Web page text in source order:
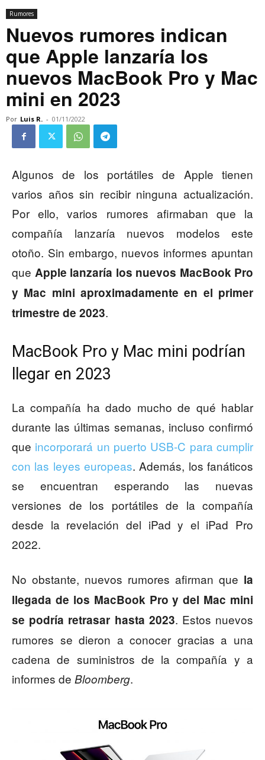
Rumores
Nuevos rumores indican
que Apple lanzaría los
nuevos MacBook Pro y Mac
mini en 2023
Por Luis R. - 01/11/2022
Algunos de los portátiles de Apple tienen
varios años sin recibir ninguna actualización.
Por ello, varios rumores afirmaban que la
compañía lanzaría nuevos modelos este
otoño. Sin embargo, nuevos informes apuntan
que Apple lanzaría los nuevos MacBook Pro
y Mac mini aproximadamente en el primer
trimestre de 2023.
MacBook Pro y Mac mini podrían
llegar en 2023
La compañía ha dado mucho de qué hablar
durante las últimas semanas, incluso confirmó
que incorporará un puerto USB-C para cumplir
con las leyes europeas. Además, los fanáticos
se encuentran esperando las nuevas
versiones de los portátiles de la compañía
desde la revelación del iPad y el iPad Pro
2022.
No obstante, nuevos rumores afirman que la
llegada de los MacBook Pro y del Mac mini
se podría retrasar hasta 2023. Estos nuevos
rumores se dieron a conocer gracias a una
cadena de suministros de la compañía y a
informes de Bloomberg.